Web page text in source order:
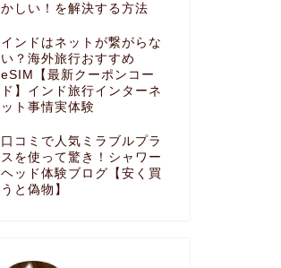
かしい！を解決する方法
インドはネットが繋がらな
い？海外旅行おすすめ
eSIM【最新クーポンコー
ド】インド旅行インターネ
ット事情実体験
口コミで人気ミラブルプラ
スを使って驚き！シャワー
ヘッド体験ブログ【安く買
うと偽物】